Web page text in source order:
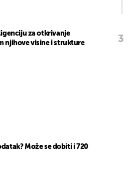
za otkrivanje
njihove visine i strukture
Može se dobiti i 720